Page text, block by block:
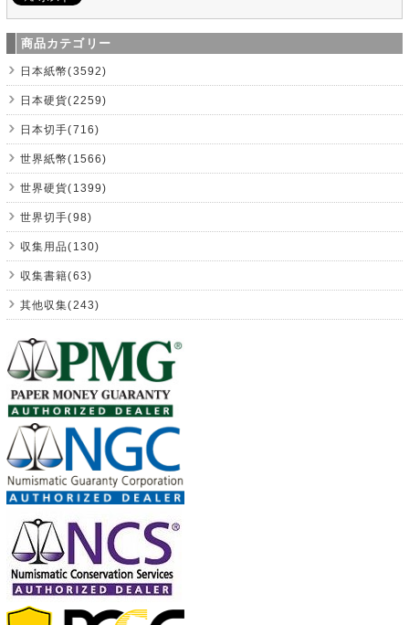
商品カテゴリー
日本紙幣(3592)
日本硬貨(2259)
日本切手(716)
世界紙幣(1566)
世界硬貨(1399)
世界切手(98)
収集用品(130)
収集書籍(63)
其他収集(243)